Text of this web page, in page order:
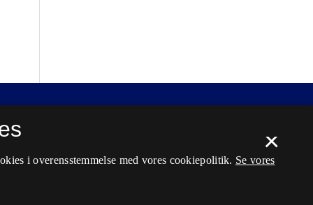
×
i overensstemmelse med vores cookiepolitik. Se vores